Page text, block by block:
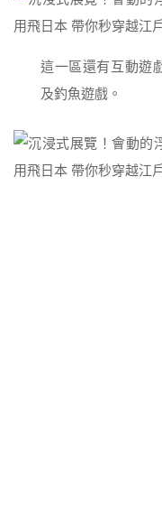
這一區還有互動遊
及釣魚遊戲。